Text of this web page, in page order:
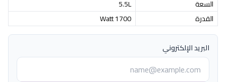
السعة
5.5L
القدرة
1700 Watt
البريد الإلكتروني